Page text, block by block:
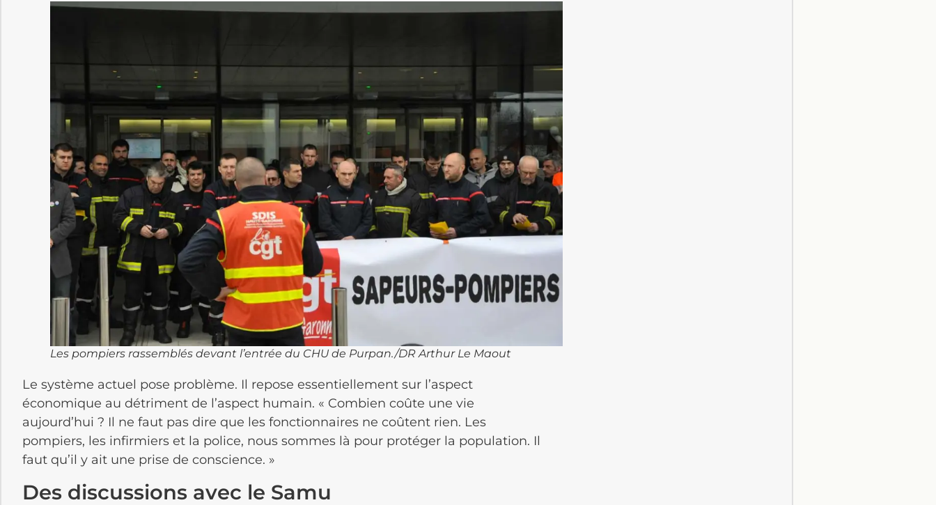
Les pompiers rassemblés devant l’entrée du CHU de Purpan./DR Arthur Le Maout
Le système actuel pose problème. Il repose essentiellement sur l’aspect
économique au détriment de l’aspect humain. « Combien coûte une vie
aujourd’hui ? Il ne faut pas dire que les fonctionnaires ne coûtent rien. Les
pompiers, les infirmiers et la police, nous sommes là pour protéger la population. Il
faut qu’il y ait une prise de conscience. »
Des discussions avec le Samu